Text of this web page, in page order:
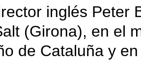
inglés Peter
(Girona), en el
de Cataluña y